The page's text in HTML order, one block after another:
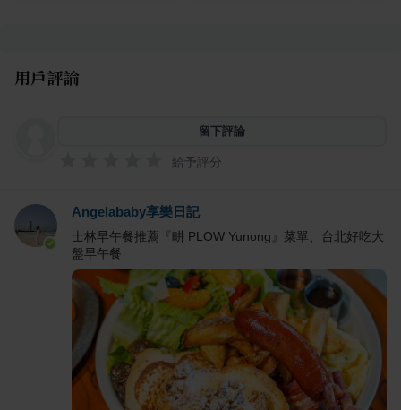
用戶評論
留下評論
給予評分
Angelababy享樂日記
士林早午餐推薦『畊 PLOW Yunong』菜單、台北好吃大
盤早午餐